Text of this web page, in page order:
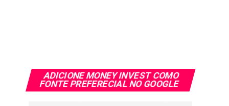
ADICIONE MONEY INVEST COMO
FONTE PREFERECIAL NO GOOGLE